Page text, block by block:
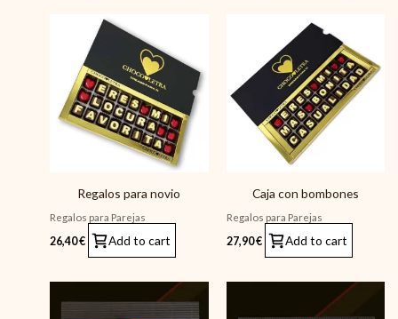
Regalos para novio
Regalos para Parejas
26,40€ Add to cart
Caja con bombones
Regalos para Parejas
27,90€ Add to cart